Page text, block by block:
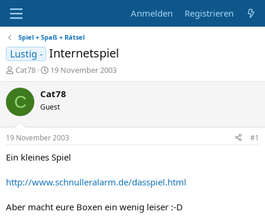
Anmelden Registrieren
Spiel + Spaß + Rätsel
Lustig - Internetspiel
E
r
s
t
e
r
Cat78
E
r
s
e
t
a
19 November 2003
C Cat78
Guest
19 November 2003 #1
Ein kleines Spiel
http://www.schnulleralarm.de/dasspiel.html
Aber macht eure Boxen ein wenig leiser :-D